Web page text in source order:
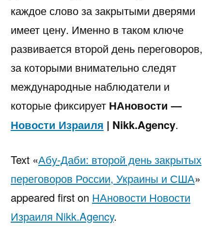
каждое слово за закрытыми дверями
имеет цену. Именно в таком ключе
развивается второй день переговоров,
за которыми внимательно следят
международные наблюдатели и
которые фиксирует НАновости —
Новости Израиля | Nikk.Agency.
Text «Абу-Даби: второй день закрытых
переговоров России, Украины и США»
appeared first on НАновости Новости
Израиля Nikk.Agency.